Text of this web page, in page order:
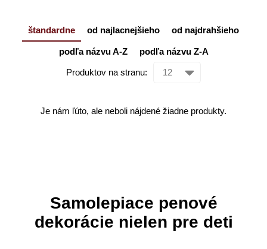
štandardne od najlacnejšieho od najdrahšieho
podľa názvu A-Z podľa názvu Z-A
Produktov na stranu:
Je nám ľúto, ale neboli nájdené žiadne produkty.
Samolepiace penové
dekorácie nielen pre deti